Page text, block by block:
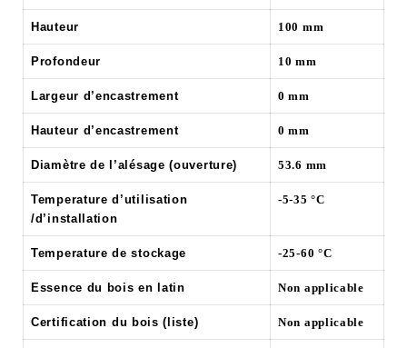
Hauteur 100 mm
Profondeur 10 mm
Largeur d’encastrement 0 mm
Hauteur d’encastrement 0 mm
Diamètre de l’alésage (ouverture) 53.6 mm
Temperature d’utilisation
/d’installation
-5-35 °C
Temperature de stockage -25-60 °C
Essence du bois en latin Non applicable
Certification du bois (liste) Non applicable